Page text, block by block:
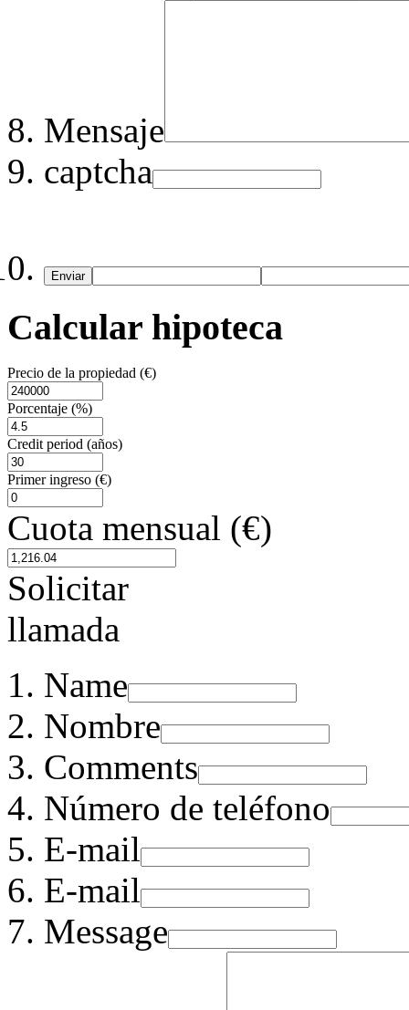
Mensaje
captcha
Enviar
Calcular hipoteca
Precio de la propiedad (€)
Porcentaje (%)
Credit period (años)
Primer ingreso (€)
Cuota mensual (€)
Solicitar
llamada
Name
Nombre
Comments
Número de teléfono
E-mail
E-mail
Message